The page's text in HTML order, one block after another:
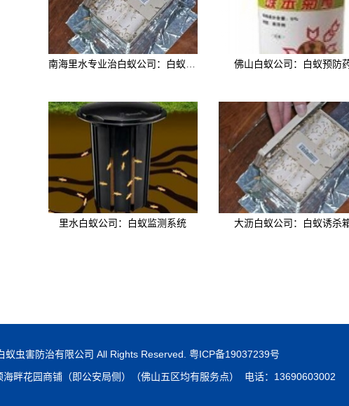
佛山白蚁公司：白蚁预防
里水白蚁公司：白蚁监测系统 大沥白蚁公司：白蚁诱杀
虫害防治有限公司 All Rights Reserved. 粤ICP备19037239号
畔花园商铺（即公安局侧）（佛山五区均有服务点） 电话：13690603002